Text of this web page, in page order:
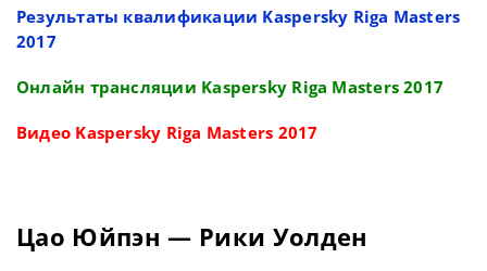
Результаты квалификации Kaspersky Riga Masters
2017
Онлайн трансляции Kaspersky Riga Masters 2017
Видео Kaspersky Riga Masters 2017
Цао Юйпэн — Рики Уолден